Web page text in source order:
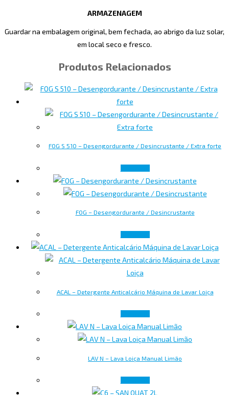
ARMAZENAGEM
Guardar na embalagem original, bem fechada, ao abrigo da luz solar,
em local seco e fresco.
Produtos Relacionados
FOG S 510 – Desengordurante / Desincrustante / Extra forte
FOG – Desengordurante / Desincrustante
ACAL – Detergente Anticalcário Máquina de Lavar Loiça
LAV N – Lava Loiça Manual Limão